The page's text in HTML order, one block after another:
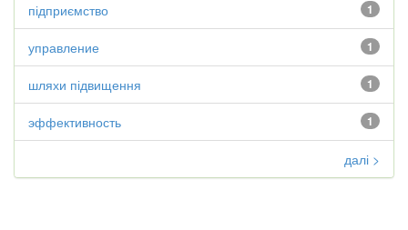
1
підприємство
1
управление
1
шляхи підвищення
1
эффективность
далі >